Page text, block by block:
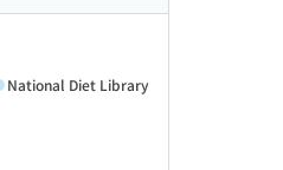
National Diet Library